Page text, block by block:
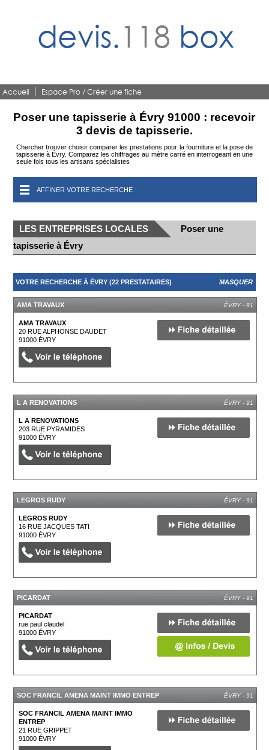
devis.118 box
Accueil Espace Pro / Créer une fiche
Poser une tapisserie à Évry 91000 : recevoir
3 devis de tapisserie.
Chercher trouver choisir comparer les prestations pour la fourniture et la pose de
tapisserie à Évry. Comparez les chiffrages au mètre carré en interrogeant en une
seule fois tous les artisans spécialistes
AFFINER VOTRE RECHERCHE
LES ENTREPRISES LOCALES
Poser une
tapisserie à Évry
VOTRE RECHERCHE À ÉVRY (22 PRESTATAIRES) MASQUER
AMA TRAVAUX ÉVRY - 91
AMA TRAVAUX
20 RUE ALPHONSE DAUDET
91000ÉVRY
L A RENOVATIONS ÉVRY - 91
L A RENOVATIONS
203 RUE PYRAMIDES
91000ÉVRY
LEGROS RUDY ÉVRY - 91
LEGROS RUDY
16 RUE JACQUES TATI
91000ÉVRY
PICARDAT ÉVRY - 91
PICARDAT
rue paul claudel
91000ÉVRY
SOC FRANCIL AMENA MAINT IMMO ENTREP ÉVRY - 91
SOC FRANCIL AMENA MAINT IMMO
ENTREP
21 RUE GRIPPET
91000ÉVRY